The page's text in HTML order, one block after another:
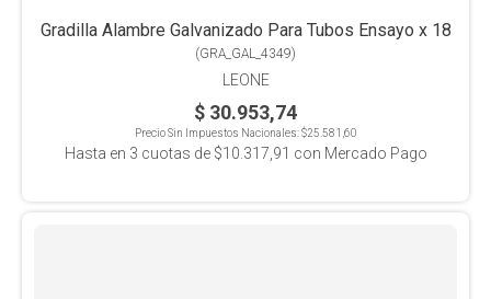
Gradilla Alambre Galvanizado Para Tubos Ensayo x 18
(GRA_GAL_4349)
LEONE
$ 30.953,74
Precio Sin Impuestos Nacionales:$25.581,60
Hasta en 3 cuotas de $10.317,91 con Mercado Pago